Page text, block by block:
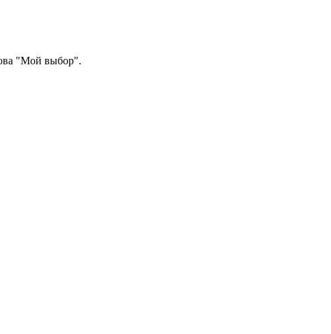
"Мой выбор".